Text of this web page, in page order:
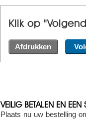
Klik op
VEILIG BETALEN EN EEN
Plaats nu uw bestelling